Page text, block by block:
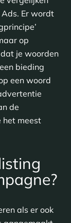
Er wordt
op
je woorden
bieding
een woord
de
het meest
als er ook